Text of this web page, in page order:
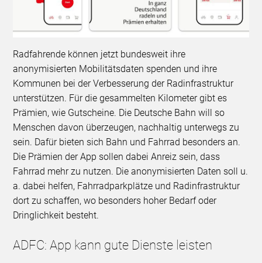
Radfahrende können jetzt bundesweit ihre
anonymisierten Mobilitätsdaten spenden und ihre
Kommunen bei der Verbesserung der Radinfrastruktur
unterstützen. Für die gesammelten Kilometer gibt es
Prämien, wie Gutscheine. Die Deutsche Bahn will so
Menschen davon überzeugen, nachhaltig unterwegs zu
sein. Dafür bieten sich Bahn und Fahrrad besonders an.
Die Prämien der App sollen dabei Anreiz sein, dass
Fahrrad mehr zu nutzen. Die anonymisierten Daten soll u.
a. dabei helfen, Fahrradparkplätze und Radinfrastruktur
dort zu schaffen, wo besonders hoher Bedarf oder
Dringlichkeit besteht.
ADFC: App kann gute Dienste leisten